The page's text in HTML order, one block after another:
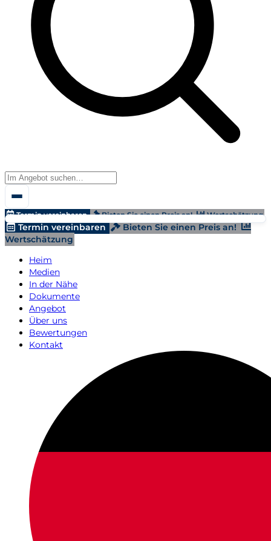
Termin vereinbaren Bieten Sie einen Preis an! Wertschätzung
Termin vereinbaren
Bieten Sie einen Preis an!
Wertschätzung
Heim
Medien
In der Nähe
Dokumente
Angebot
Über uns
Bewertungen
Kontakt